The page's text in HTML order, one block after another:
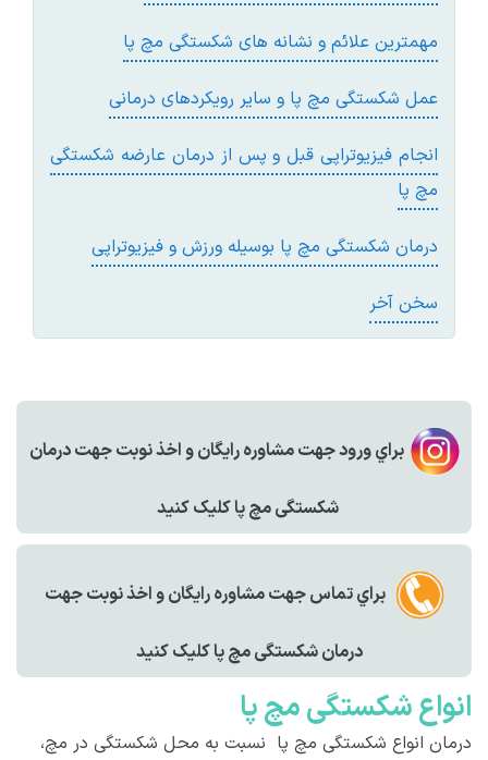
مهمترين علائم و نشانه های شکستگی مچ پا
عمل شکستگی مچ پا و ساير رويکردهای درمانی
انجام فيزيوتراپی قبل و پس از درمان عارضه شکستگی
مچ پا
درمان شکستگی مچ پا بوسيله ورزش و فيزيوتراپی
سخن آخر
براي ورود جهت مشاوره رايگان و اخذ نوبت جهت درمان
شکستگی مچ پا کليک کنيد
براي تماس جهت مشاوره رايگان و اخذ نوبت جهت
درمان شکستگی مچ پا کليک کنيد
انواع شکستگی مچ پا
درمان انواع شکستگی مچ پا نسبت به محل شکستگی در مچ،